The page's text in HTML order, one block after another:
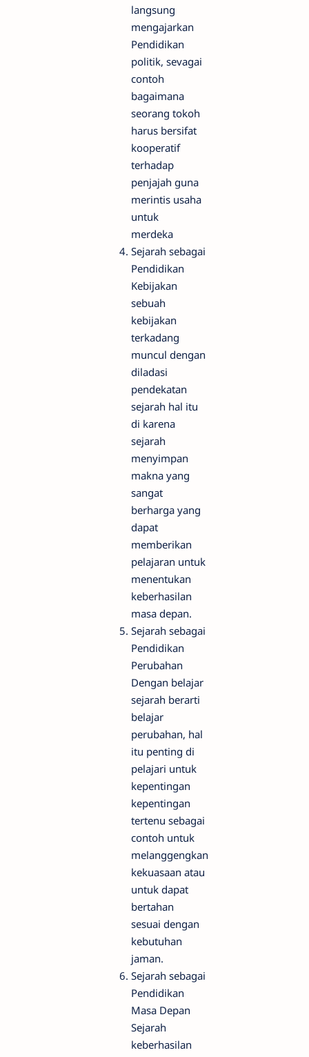
langsung
mengajarkan
Pendidikan
politik, sevagai
contoh
bagaimana
seorang tokoh
harus bersifat
kooperatif
terhadap
penjajah guna
merintis usaha
untuk
merdeka
Sejarah sebagai
Pendidikan
Kebijakan
sebuah
kebijakan
terkadang
muncul dengan
diladasi
pendekatan
sejarah hal itu
di karena
sejarah
menyimpan
makna yang
sangat
berharga yang
dapat
memberikan
pelajaran untuk
menentukan
keberhasilan
masa depan.
Sejarah sebagai
Pendidikan
Perubahan
Dengan belajar
sejarah berarti
belajar
perubahan, hal
itu penting di
pelajari untuk
kepentingan
kepentingan
tertenu sebagai
contoh untuk
melanggengkan
kekuasaan atau
untuk dapat
bertahan
sesuai dengan
kebutuhan
jaman.
Sejarah sebagai
Pendidikan
Masa Depan
Sejarah
keberhasilan